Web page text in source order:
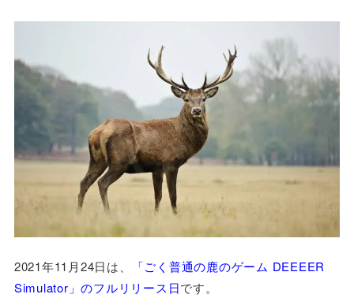
2021年11月24日は、
「ごく普通の鹿のゲーム DEEEER
Simulator」のフルリリース日です。